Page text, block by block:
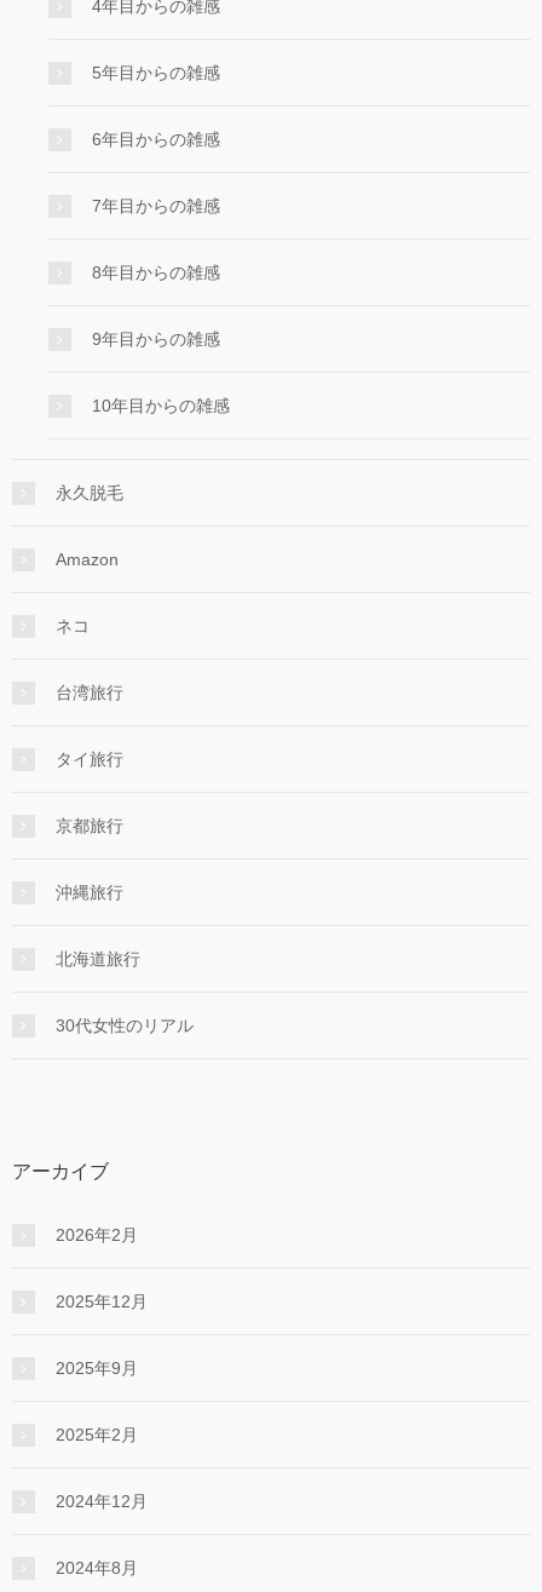
4年目からの雑感
5年目からの雑感
6年目からの雑感
7年目からの雑感
8年目からの雑感
9年目からの雑感
10年目からの雑感
永久脱毛
Amazon
ネコ
台湾旅行
タイ旅行
京都旅行
沖縄旅行
北海道旅行
30代女性のリアル
アーカイブ
2026年2月
2025年12月
2025年9月
2025年2月
2024年12月
2024年8月